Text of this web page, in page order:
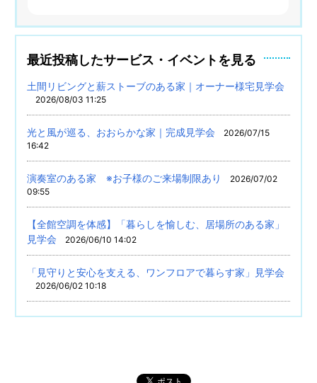
最近投稿したサービス・イベントを見る
土間リビングと薪ストーブのある家｜オーナー様宅見学会
2026/08/03 11:25
光と風が巡る、おおらかな家｜完成見学会
2026/07/15
16:42
演奏室のある家 ※お子様のご来場制限あり
2026/07/02
09:55
【全館空調を体感】「暮らしを愉しむ、居場所のある家」
見学会
2026/06/10 14:02
「見守りと安心を支える、ワンフロアで暮らす家」見学会
2026/06/02 10:18